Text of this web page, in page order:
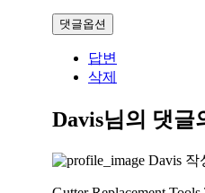
댓글옵션
답변
삭제
Davis님의 댓글
Davis 작